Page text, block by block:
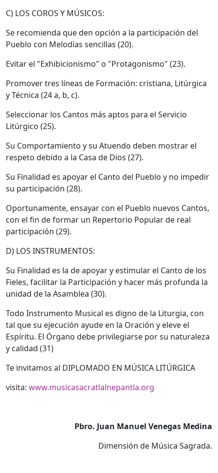
C) LOS COROS Y MÚSICOS:
Se recomienda que den opción a la participación del
Pueblo con Melodías sencillas (20).
Evitar el "Exhibicionismo" o "Protagonismo" (23).
Promover tres líneas de Formación: cristiana, Litúrgica
y Técnica (24 a, b, c).
Seleccionar los Cantos más aptos para el Servicio
Litúrgico (25).
Su Comportamiento y su Atuendo deben mostrar el
respeto debido a la Casa de Dios (27).
Su Finalidad es apoyar el Canto del Pueblo y no impedir
su participación (28).
Oportunamente, ensayar con el Pueblo nuevos Cantos,
con el fin de formar un Repertorio Popular de real
participación (29).
D) LOS INSTRUMENTOS:
Su Finalidad es la de apoyar y estimular el Canto de los
Fieles, facilitar la Participación y hacer más profunda la
unidad de la Asamblea (30).
Todo Instrumento Musical es digno de la Liturgia, con
tal que su ejecución ayude en la Oración y eleve el
Espíritu. El Órgano debe privilegiarse por su naturaleza
y calidad (31)
Te invitamos al DIPLOMADO EN MÚSICA LITÚRGICA
visita: www.musicasacratlalnepantla.org
Pbro. Juan Manuel Venegas Medina
Dimensión de Música Sagrada.